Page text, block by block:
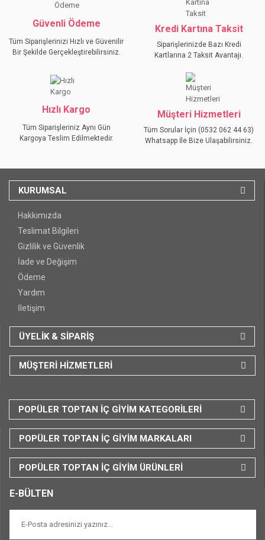
Bu ürüne benzer farklı alternatifler olmalı.
Güvenli Ödeme
Tüm Siparişlerinizi Hızlı ve Güvenilir
Bir Şekilde Gerçekleştirebilirsiniz.
Kredi Kartına Taksit
Siparişlerinizde Bazı Kredi
Kartlarına 2 Taksit Avantajı.
Hızlı Kargo
Tüm Siparişleriniz Aynı Gün
Kargoya Teslim Edilmektedir.
Müşteri Hizmetleri
Tüm Sorular İçin (0532 062 44 63)
Whatsapp İle Bize Ulaşabilirsiniz.
KURUMSAL
Hakkımızda
Teslimat Bilgileri
Gizlilik ve Güvenlik
İade ve Değişim
Ödeme
Yardım
İletişim
ÜYELİK & SİPARİŞ
MÜŞTERİ HİZMETLERİ
POPÜLER TOPTAN İÇ GİYİM KATEGORİLERİ
POPÜLER TOPTAN İÇ GİYİM MARKALARI
POPÜLER TOPTAN İÇ GİYİM ÜRÜNLERİ
E-BÜLTEN